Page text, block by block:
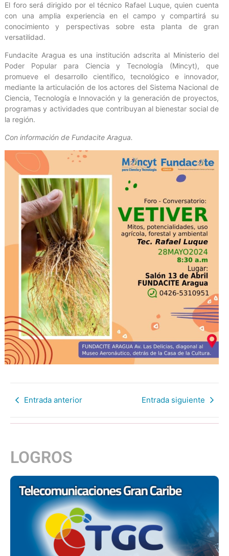
El foro será dirigido por el técnico Rafael Luque, quien cuenta
con una amplia experiencia en el campo y compartirá su
conocimiento y perspectivas sobre esta planta de gran
versatilidad.
Fundacite Aragua es una institución adscrita al Ministerio del
Poder Popular para Ciencia y Tecnología (Mincyt), que
promueve el desarrollo científico, tecnológico e innovador,
mediante la articulación de los actores del Sistema Nacional de
Ciencia, Tecnología e Innovación y la generación de proyectos,
programas y actividades que contribuyan al bienestar social de
la región.
Con información de Fundacite Aragua.
Entrada anterior Entrada siguiente
LOGROS